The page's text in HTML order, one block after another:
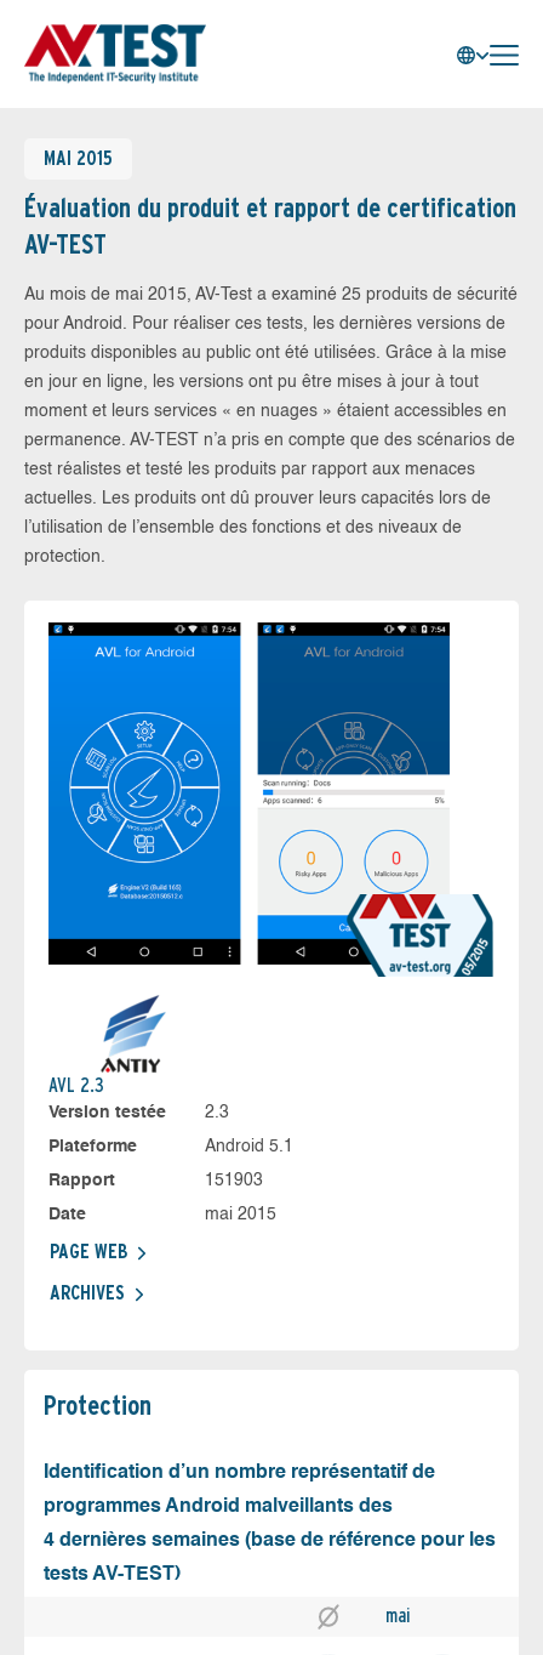
MAI 2015
Évaluation du produit et rapport de certification
AV-TEST
Au mois de mai 2015, AV-Test a examiné 25 produits de sécurité
pour Android. Pour réaliser ces tests, les dernières versions de
produits disponibles au public ont été utilisées. Grâce à la mise
en jour en ligne, les versions ont pu être mises à jour à tout
moment et leurs services « en nuages » étaient accessibles en
permanence. AV-TEST n’a pris en compte que des scénarios de
test réalistes et testé les produits par rapport aux menaces
actuelles. Les produits ont dû prouver leurs capacités lors de
l’utilisation de l’ensemble des fonctions et des niveaux de
protection.
AVL 2.3
Version testée
2.3
Plateforme
Android 5.1
Rapport
151903
Date
mai 2015
PAGE WEB
ARCHIVES
Protection
Identification d’un nombre représentatif de
programmes Android malveillants des
4 dernières semaines (base de référence pour les
tests AV-TEST)
mai